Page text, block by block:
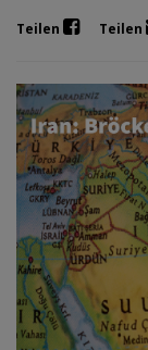
Teilen Teilen